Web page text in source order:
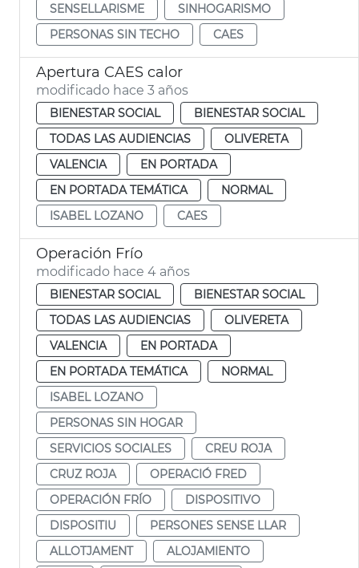
SENSELLARISME
SINHOGARISMO
PERSONAS SIN TECHO
CAES
Apertura CAES calor
modificado hace 3 años
BIENESTAR SOCIAL
BIENESTAR SOCIAL
TODAS LAS AUDIENCIAS
OLIVERETA
VALENCIA
EN PORTADA
EN PORTADA TEMÁTICA
NORMAL
ISABEL LOZANO
CAES
Operación Frío
modificado hace 4 años
BIENESTAR SOCIAL
BIENESTAR SOCIAL
TODAS LAS AUDIENCIAS
OLIVERETA
VALENCIA
EN PORTADA
EN PORTADA TEMÁTICA
NORMAL
ISABEL LOZANO
PERSONAS SIN HOGAR
SERVICIOS SOCIALES
CREU ROJA
CRUZ ROJA
OPERACIÓ FRED
OPERACIÓN FRÍO
DISPOSITIVO
DISPOSITIU
PERSONES SENSE LLAR
ALLOTJAMENT
ALOJAMIENTO